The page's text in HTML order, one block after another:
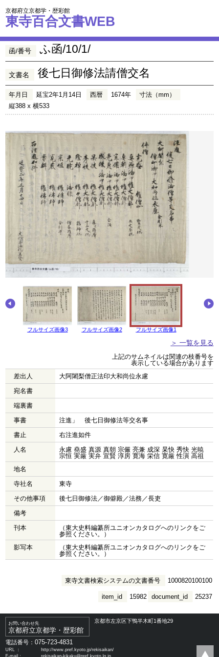
京都府立京都学・歴彩館
東寺百合文書WEB
函/番号 ふ函/10/1/
文書名 後七日御修法請僧交名
年月日 延宝2年1月14日 西暦 1674年
寸法（mm）
縦388 x 横533
フルサイズ画像3 フルサイズ画像2 フルサイズ画像1
＞ 一覧を見る
上記のサムネイルは関連の枝番号を
表示している場合があります
差出人
大阿闍梨僧正法印大和尚位永慮
宛名書
端裏書
事書
注進」 後七日御修法等交名事
書止
右注進如件
人名
永慮 堯盛 真源 真朝 宗儼 亮兼 成深 杲快 秀快 光暁
宗恒 実厳 実弁 宣賢 淳房 寛海 栄信 寛厳 性演 高祖
地名
寺社名
東寺
その他事項
後七日御修法／御僻殿／法務／長吏
備考
刊本
（東大史料編纂所ユニオンカタログへのリンクをご
参照ください。）
影写本
（東大史料編纂所ユニオンカタログへのリンクをご
参照ください。）
東寺文書検索システムの文書番号 1000820100100
document_id 25237
item_id 15982
お問い合わせ先
京都府立京都学・歴彩館
京都市左京区下鴨半木町1番地29
電話番号：075-723-4831
URL ：
http://www.pref.kyoto.jp/rekisaikan/
E-mail：
rekisaikan-kikaku@pref.kyoto.lg.jp